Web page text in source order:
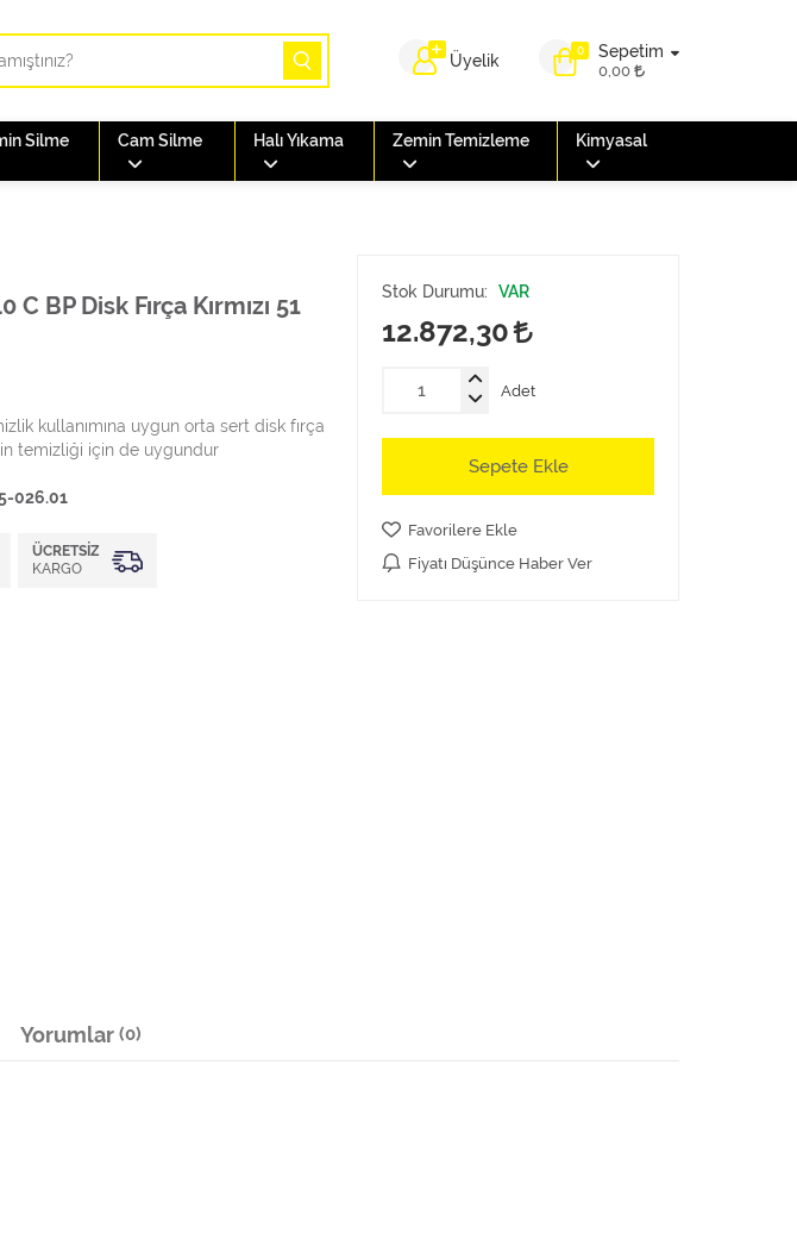
0 Sepetim
0,00
Üyelik
Silme Cam Silme Halı Yıkama Zemin Temizleme Kimyasal
C BP Disk Fırça Kırmızı 51
kullanımına uygun orta sert disk fırça
temizliği için de uygundur
026.01
ÜCRETSIZ
KARGO
Stok Durumu: VAR
12.872,30
Adet
Sepete Ekle
Favorilere Ekle
Fiyatı Düşünce Haber Ver
Yorumlar (0)